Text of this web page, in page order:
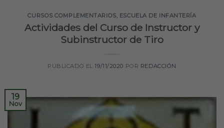
CURSOS COMPLEMENTARIOS, ESCUELA DE INFANTERÍA
Actividades del Curso de Instructor y
Subinstructor de Tiro
PUBLICADO EL19/11/2020 POR REDACCIÓN
19
Nov